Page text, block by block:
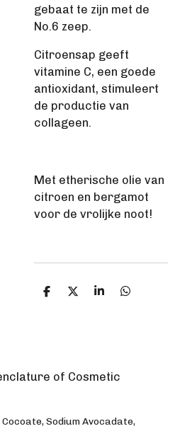
gebaat te zijn met de
No.6 zeep.
Citroensap geeft
vitamine C, een goede
antioxidant, stimuleert
de productie van
collageen.
Met etherische olie van
citroen en bergamot
voor de vrolijke noot!
D
D
S
D
of Cosmetic
Sodium Avocadate,